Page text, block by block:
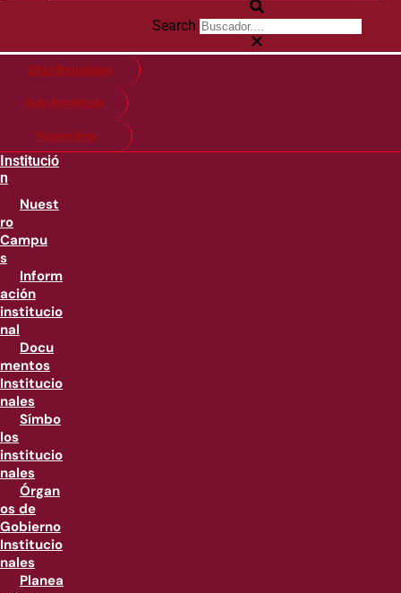
Search
Citas financieras
Guía de matricula
Pago en línea
Institució
n
Nuest
ro
Campu
s
Inform
ación
institucio
nal
Docu
mentos
Institucio
nales
Símbo
los
institucio
nales
Órgan
os de
Gobierno
Institucio
nales
Planea